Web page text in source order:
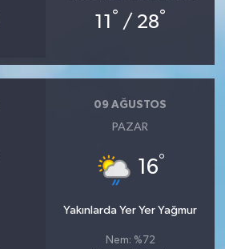
11 ° / 28°
09 AĞUSTOS
PAZAR
16°
Yakınlarda Yer Yer Yağmur
Nem: %72